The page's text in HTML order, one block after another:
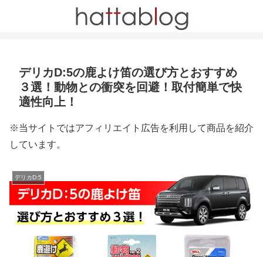
デリカD:5の鹿よけ笛の選び方とおすすめ
３選！動物との衝突を回避！取付簡単で快
適性向上！
※当サイトではアフィリエイト広告を利用して商品を紹介
しています。
デリカD:5